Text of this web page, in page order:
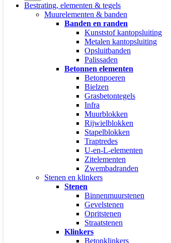
Bestrating, elementen & tegels
Muurelementen & banden
Banden en randen
Kunststof kantopsluiting
Metalen kantopsluiting
Opsluitbanden
Palissaden
Betonnen elementen
Betonpoeren
Bielzen
Grasbetontegels
Infra
Muurblokken
Rijwielblokken
Stapelblokken
Traptredes
U-en-L-elementen
Zitelementen
Zwembadranden
Stenen en klinkers
Stenen
Binnenmuurstenen
Gevelstenen
Opritstenen
Straatstenen
Klinkers
Betonklinkers